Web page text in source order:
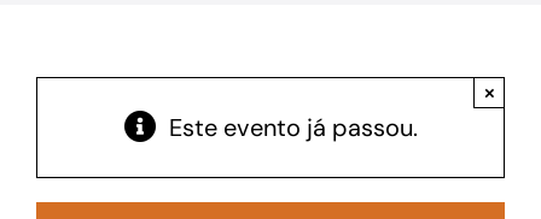
Este evento já passou.
×